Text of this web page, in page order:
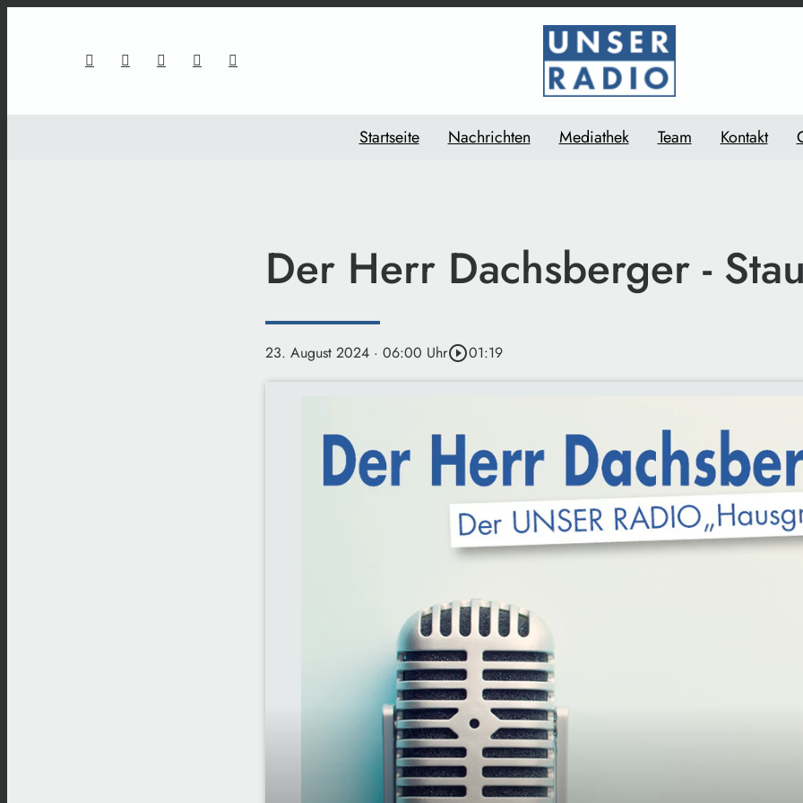
Startseite Nachrichten Mediathek Team Kontakt
Der Herr Dachsberger - Stau
23. August 2024 · 06:00 Uhrplay_circle_outline01:19